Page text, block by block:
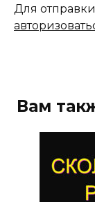
Для
Вам